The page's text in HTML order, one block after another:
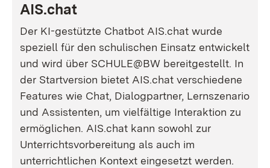
AIS.chat
Der KI-gestützte Chatbot AIS.chat wurde
speziell für den schulischen Einsatz entwickelt
und wird über SCHULE@BW bereitgestellt. In
der Startversion bietet AIS.chat verschiedene
Features wie Chat, Dialogpartner, Lernszenario
und Assistenten, um vielfältige Interaktion zu
ermöglichen. AIS.chat kann sowohl zur
Unterrichtsvorbereitung als auch im
unterrichtlichen Kontext eingesetzt werden.